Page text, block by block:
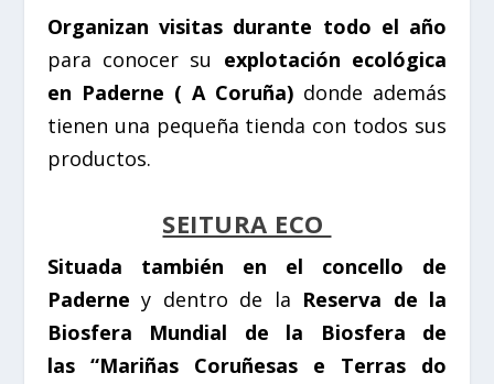
Organizan visitas durante todo el año
para conocer su explotación ecológica
en Paderne ( A Coruña) donde además
tienen una pequeña tienda con todos sus
productos.
SEITURA ECO
Situada también en el concello de
Paderne y dentro de la Reserva de la
Biosfera Mundial de la Biosfera de
las “Mariñas Coruñesas e Terras do